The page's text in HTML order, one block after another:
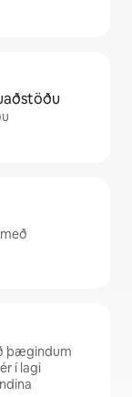
þægindum
í lagi